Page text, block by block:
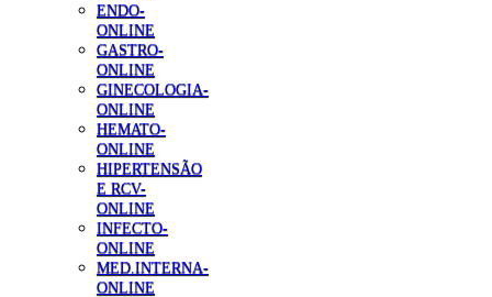
ENDO-
ONLINE
GASTRO-
ONLINE
GINECOLOGIA-
ONLINE
HEMATO-
ONLINE
HIPERTENSÃO
E RCV-
ONLINE
INFECTO-
ONLINE
MED.INTERNA-
ONLINE